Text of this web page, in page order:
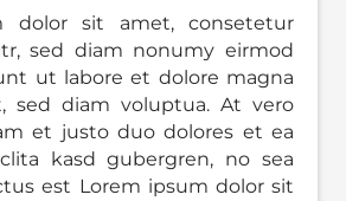
dolor sit amet, consetetur
sed diam nonumy eirmod
ut labore et dolore magna
sed diam voluptua. At vero
et justo duo dolores et ea
kasd gubergren, no sea
est Lorem ipsum dolor sit